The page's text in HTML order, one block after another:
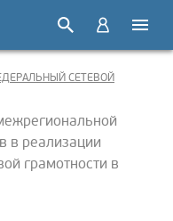
СЕТЕВОЙ
в реализации
грамотности в